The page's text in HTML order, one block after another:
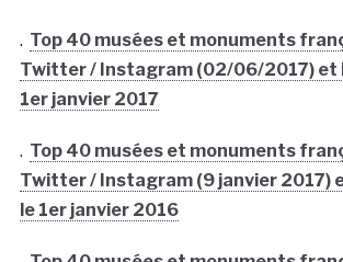
. Top 40 musées et monuments
Twitter / Instagram (02/06/2017) et
1er janvier 2017
. Top 40 musées et monuments
Twitter / Instagram (9 janvier 2017)
le 1er janvier 2016